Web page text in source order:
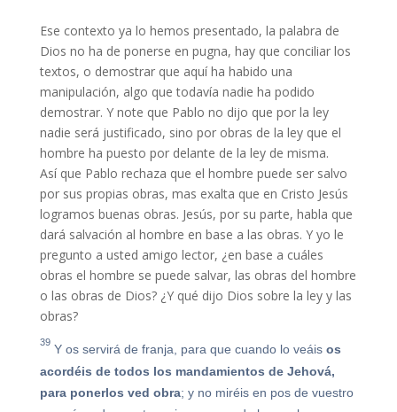
Ese contexto ya lo hemos presentado, la palabra de
Dios no ha de ponerse en pugna, hay que conciliar los
textos, o demostrar que aquí ha habido una
manipulación, algo que todavía nadie ha podido
demostrar. Y note que Pablo no dijo que por la ley
nadie será justificado, sino por obras de la ley que el
hombre ha puesto por delante de la ley de misma.
Así que Pablo rechaza que el hombre puede ser salvo
por sus propias obras, mas exalta que en Cristo Jesús
logramos buenas obras. Jesús, por su parte, habla que
dará salvación al hombre en base a las obras. Y yo le
pregunto a usted amigo lector, ¿en base a cuáles
obras el hombre se puede salvar, las obras del hombre
o las obras de Dios? ¿Y qué dijo Dios sobre la ley y las
obras?
39 Y os servirá de franja, para que cuando lo veáis os
acordéis de todos los mandamientos de Jehová,
para ponerlos ved obra; y no miréis en pos de vuestro